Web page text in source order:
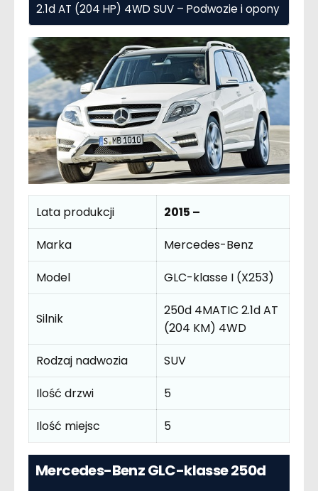
2.1d AT (204 HP) 4WD SUV – Podwozie i opony
Lata produkcji
2015 –
Marka
Mercedes-Benz
Model
GLC-klasse I (X253)
Silnik
250d 4MATIC 2.1d AT
(204 KM) 4WD
Rodzaj nadwozia
SUV
Ilość drzwi
5
Ilość miejsc
5
Mercedes-Benz GLC-klasse 250d